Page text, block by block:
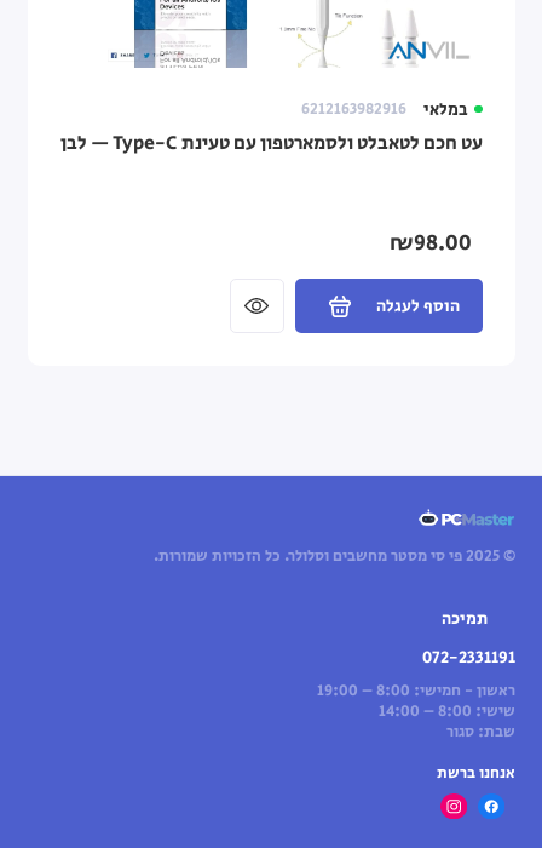
במלאי 6212163982916
עט חכם לטאבלט ולסמארטפון עם טעינת Type-C — לבן
₪98.00
הוסף לעגלה
© 2025 פי סי מסטר מחשבים וסלולר. כל הזכויות שמורות.
תמיכה
072-2331191
ראשון - חמישי: 8:00 – 19:00
שישי: 8:00 – 14:00
שבת: סגור
אנחנו ברשת